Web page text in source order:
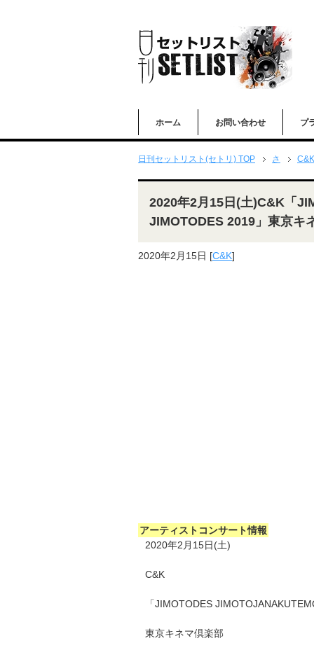
ホーム お問い合わせ プ
日刊セットリスト(セトリ) TOP さ C&K
2020年2月15日(土)C&K「
JIMOTODES 2019」東京キ
2020年2月15日 [C&K]
アーティストコンサート情報
2020年2月15日(土)
C&K
「JIMOTODES
東京キネマ倶楽部